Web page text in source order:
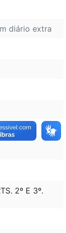
diário extra
2º E 3º.